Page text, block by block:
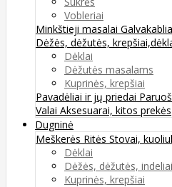
Vobleriai
Minkštieji masalai
Dėžės, dėžutės,
Dėklai
Dėžutės masalams
Kuprinės, krepšiai
Pavadėliai ir jų priedai
Valai Aksesuarai, kitos prekės
Dugninė
Meškerės Ritės Stovai,
Dėklai
Dėžės, dėžutės, indeliai
Kuprinės, krepšiai